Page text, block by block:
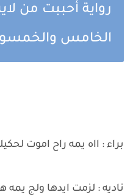
رواية أحببت من
الخامس
براء : ااه يمه راح اموت
ناديه : لزمت ايدها ولج